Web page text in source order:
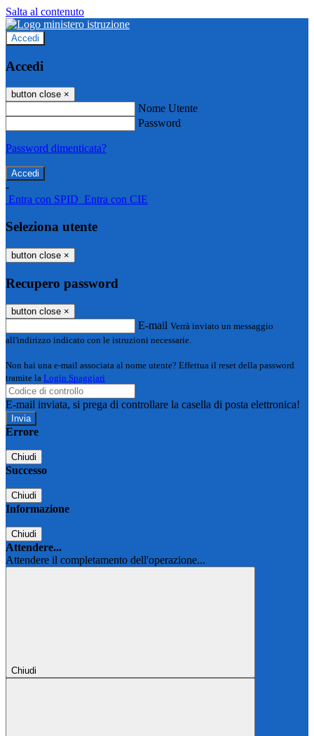
Salta al contenuto
Accedi
Accedi
button close ×
Nome Utente
Password
Password dimenticata?
-
Entra con SPID Entra con CIE
Seleziona utente
button close ×
Recupero password
button close ×
E-mail Verrà inviato un messaggio
all'indirizzo indicato con le istruzioni necessarie.
Non hai una e-mail associata al nome utente? Effettua il reset della password
tramite la Login Spaggiari
E-mail inviata, si prega di controllare la casella di posta elettronica!
Errore
Chiudi
Successo
Chiudi
Informazione
Chiudi
Attendere...
Attendere il completamento dell'operazione...
Chiudi